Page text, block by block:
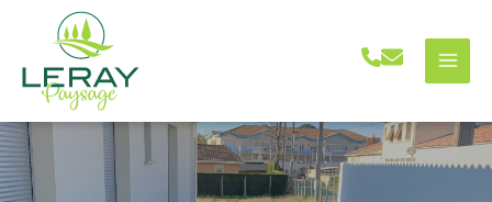
contenu